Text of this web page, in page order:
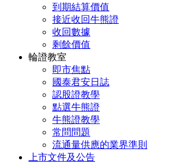
到期結算價值
接近收回牛熊證
收回數據
剩餘價值
輪證教室
即市焦點
國泰君安日誌
認股證教學
點選牛熊證
牛熊證教學
常問問題
流通量供應的業界準則
上市文件及公告